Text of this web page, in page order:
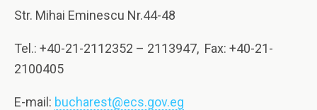
Str. Mihai Eminescu Nr.44-48
Tel.: +40-21-2112352 – 2113947, Fax: +40-21-
2100405
E-mail: bucharest@ecs.gov.eg